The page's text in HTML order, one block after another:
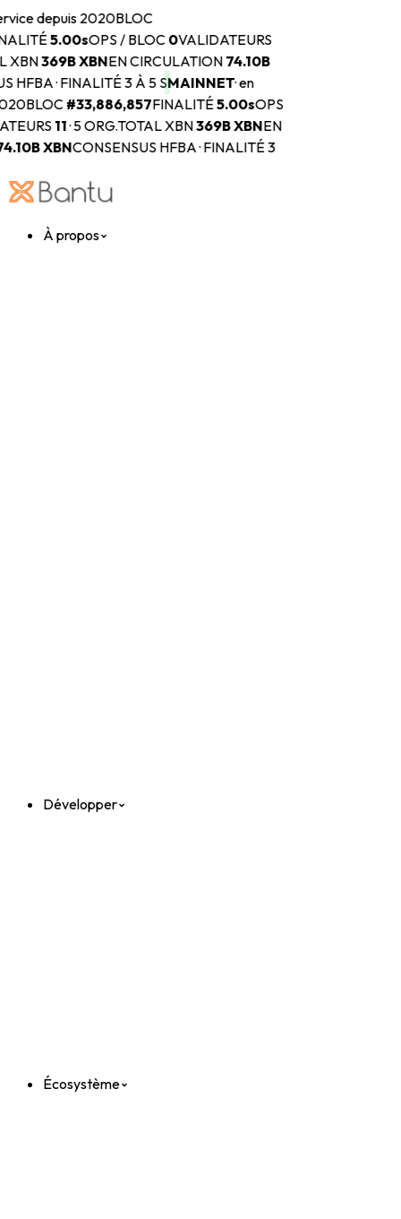
depuis 2020BLOC
5.00sOPS / BLOC 0VALIDATEURS
XBN 369BXBNEN CIRCULATION 74.10B
HFBA · FINALITÉ 3 À 5 SMAINNET·en
BLOC #33,886,857FINALITÉ 5.00sOPS
11·5 ORG.TOTAL XBN 369BXBNEN
XBNCONSENSUS HFBA · FINALITÉ 3
À propos
Développer
Écosystème